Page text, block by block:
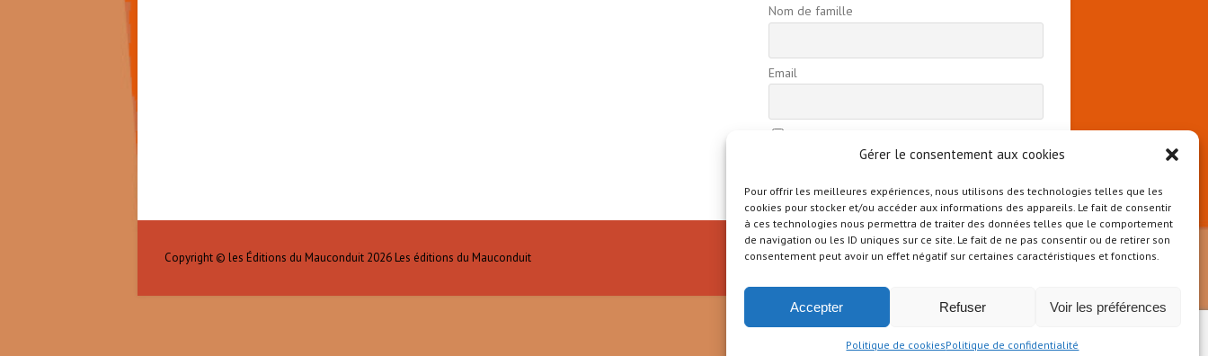
Gérer le consentement aux cookies
Pour offrir les meilleures expériences, nous utilisons des technologies telles que les
cookies pour stocker et/ou accéder aux informations des appareils. Le fait de consentir
à ces technologies nous permettra de traiter des données telles que le comportement
de navigation ou les ID uniques sur ce site. Le fait de ne pas consentir ou de retirer son
consentement peut avoir un effet négatif sur certaines caractéristiques et fonctions.
Accepter Refuser Voir les préférences
Politique de cookiesPolitique de confidentialité
Nom de famille
Email
Copyright © les Éditions du Mauconduit 2026Les éditions du Mauconduit